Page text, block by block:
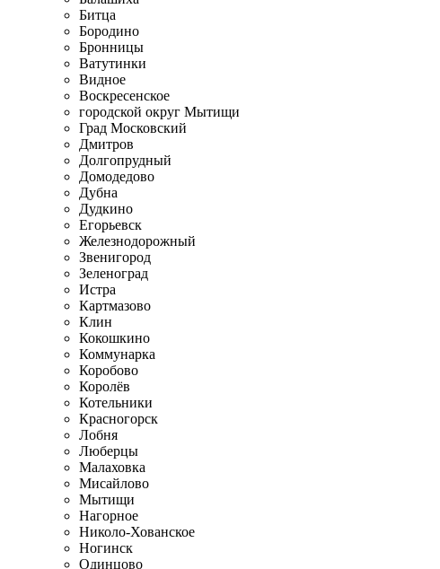
Битца
Бородино
Бронницы
Ватутинки
Видное
Воскресенское
городской округ Мытищи
Град Московский
Дмитров
Долгопрудный
Домодедово
Дубна
Дудкино
Егорьевск
Железнодорожный
Звенигород
Зеленоград
Истра
Картмазово
Клин
Кокошкино
Коммунарка
Коробово
Королёв
Котельники
Красногорск
Лобня
Люберцы
Малаховка
Мисайлово
Мытищи
Нагорное
Николо-Хованское
Ногинск
Одинцово